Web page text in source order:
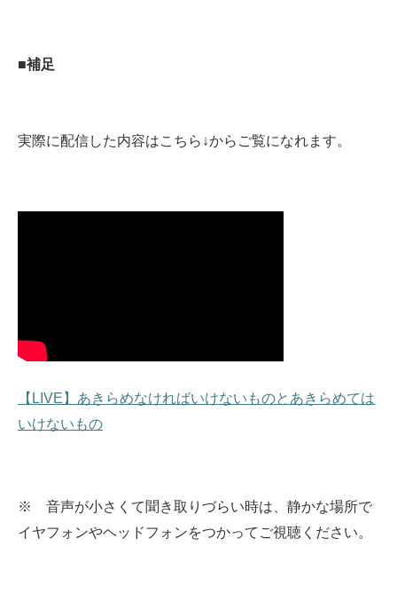
■補足
実際に配信した内容はこちら↓からご覧になれます。
【LIVE】あきらめなければいけないものとあきらめては
いけないもの
※ 音声が小さくて聞き取りづらい時は、静かな場所で
イヤフォンやヘッドフォンをつかってご視聴ください。